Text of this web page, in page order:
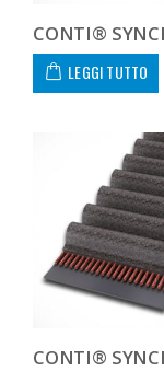
LEGGI TUTTO